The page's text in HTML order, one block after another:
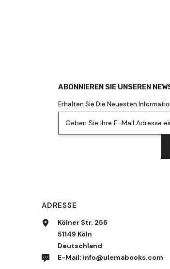
ABONNIEREN SIE UNSEREN
Erhalten Sie Die Neuesten
Geben Sie Ihre E-Mail Adresse
ADRESSE
Kölner Str. 256
51149 Köln
Deutschland
E-Mail: info@ulemabooks.com